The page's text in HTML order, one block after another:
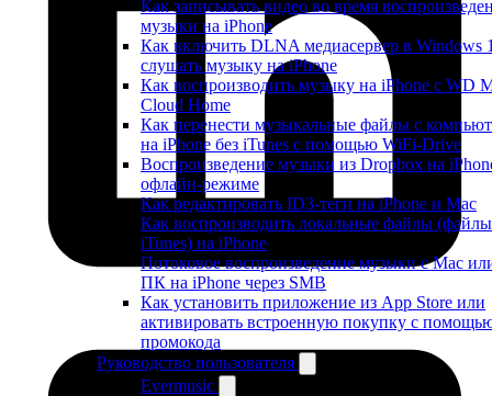
Как записывать видео во время
музыки на iPhone
Как включить DLNA медиасервер в Windows
слушать музыку на iPhone
Как воспроизводить музыку на iPhone с WD
Cloud Home
Как перенести музыкальные файлы с
на iPhone без iTunes с помощью WiFi-Drive
Воспроизведение музыки из Dropbox на
офлайн-режиме
Как редактировать ID3-теги на iPhone и Mac
Как воспроизводить локальные файлы (файлы
iTunes) на iPhone
Потоковое воспроизведение музыки с Mac
ПК на iPhone через SMB
Как установить приложение из App Store или
активировать встроенную покупку с
промокода
Руководство пользователя
Evermusic